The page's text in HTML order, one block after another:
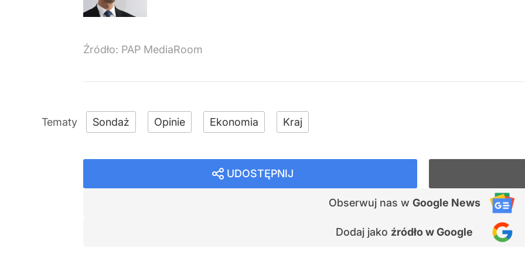
Źródło: PAP MediaRoom
Sondaż Opinie Ekonomia Kraj
UDOSTĘPNIJ
Obserwuj nas w Google News
Dodaj jako źródło w Google